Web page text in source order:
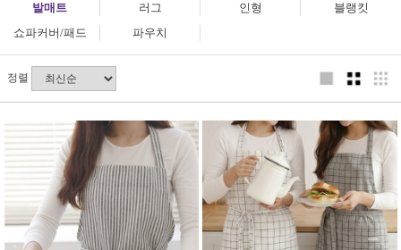
발매트
러그 인형
블랭킷
쇼파커버/패드
파우치
정렬